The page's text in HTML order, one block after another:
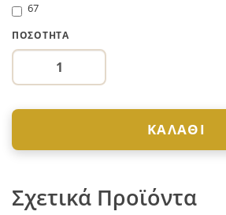
67
ΠΟΣΌΤΗΤΑ
ΚΑΛΆΘΙ
Σχετικά Προϊόντα